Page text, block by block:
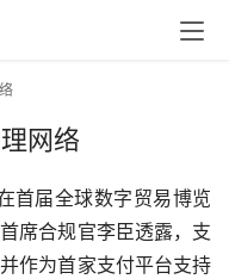
网络
首届全球数字贸易博览
席合规官李臣透露，支
作为首家支付平台支持